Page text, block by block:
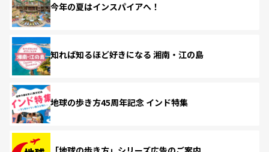
今年の夏はインスパイアへ！
知れば知るほど好きになる 湘南・江の島
地球の歩き方45周年記念 インド特集